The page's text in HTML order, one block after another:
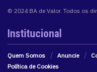
© 2024 BA de Valor. Todos os
Institucional
Quem Somos Anuncie
Política de Cookies